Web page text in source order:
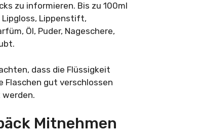
zu informieren. Bis zu 100ml
Lipgloss, Lippenstift,
Öl, Puder, Nageschere,
dass die Flüssigkeit
Flaschen gut verschlossen
Mitnehmen